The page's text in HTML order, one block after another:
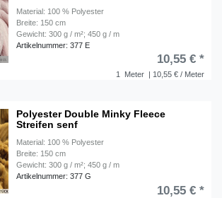
Material: 100 % Polyester
Breite: 150 cm
Gewicht: 300 g / m²; 450 g / m
Artikelnummer: 377 E
1 Meter | 10,55 € / Meter
10,55 € *
Polyester Double Minky Fleece
Streifen senf
Material: 100 % Polyester
Breite: 150 cm
Gewicht: 300 g / m²; 450 g / m
Artikelnummer: 377 G
10,55 € *